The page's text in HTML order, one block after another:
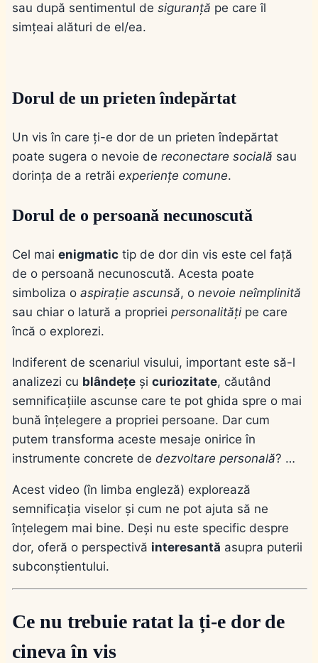
sau după sentimentul de siguranță pe care îl
simțeai alături de el/ea.
Dorul de un prieten îndepărtat
Un vis în care ți-e dor de un prieten îndepărtat
poate sugera o nevoie de reconectare socială sau
dorința de a retrăi experiențe comune.
Dorul de o persoană necunoscută
Cel mai enigmatic tip de dor din vis este cel față
de o persoană necunoscută. Acesta poate
simboliza o aspirație ascunsă, o nevoie neîmplinită
sau chiar o latură a propriei personalități pe care
încă o explorezi.
Indiferent de scenariul visului, important este să-l
analizezi cu blândețe și curiozitate, căutând
semnificațiile ascunse care te pot ghida spre o mai
bună înțelegere a propriei persoane. Dar cum
putem transforma aceste mesaje onirice în
instrumente concrete de dezvoltare personală? …
Acest video (în limba engleză) explorează
semnificația viselor și cum ne pot ajuta să ne
înțelegem mai bine. Deși nu este specific despre
dor, oferă o perspectivă interesantă asupra puterii
subconștientului.
Ce nu trebuie ratat la ți-e dor de
cineva în vis